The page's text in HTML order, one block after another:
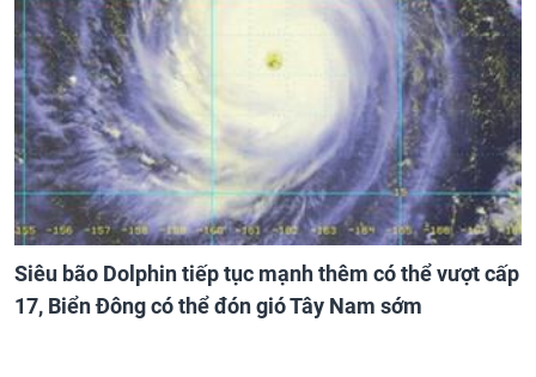
Siêu bão Dolphin tiếp tục mạnh thêm có thể vượt cấp
17, Biển Đông có thể đón gió Tây Nam sớm